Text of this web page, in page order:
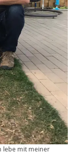
lebe mit meiner